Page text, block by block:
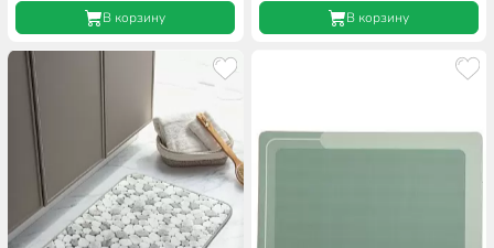
В корзину В корзину